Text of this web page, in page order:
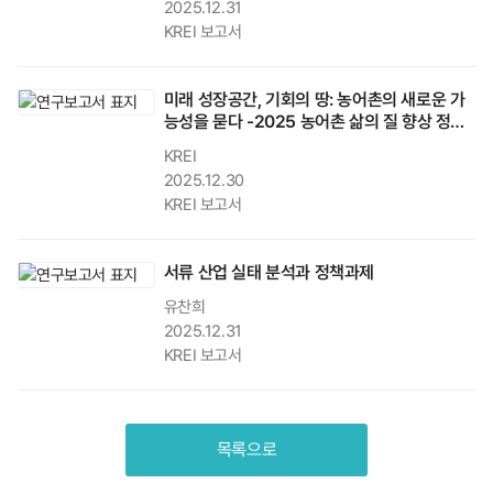
2025.12.31
KREI 보고서
미래 성장공간, 기회의 땅: 농어촌의 새로운 가
능성을 묻다 -2025 농어촌 삶의 질 향상 정책
KREI
2025.12.30
KREI 보고서
서류 산업 실태 분석과 정책과제
유찬희
2025.12.31
KREI 보고서
목록으로